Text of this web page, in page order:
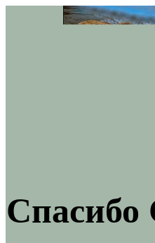
Спасибо